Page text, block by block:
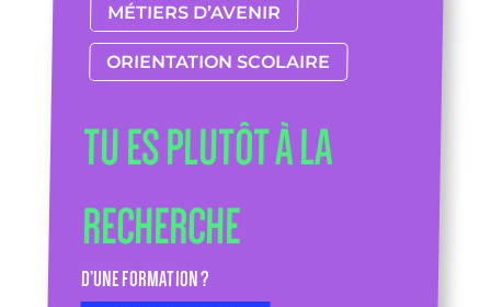
MÉTIERS D’AVENIR
ORIENTATION SCOLAIRE
TU ES PLUTÔT À LA
RECHERCHE
D’UNE FORMATION ?